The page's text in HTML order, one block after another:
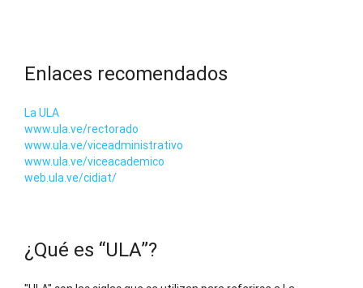
Enlaces recomendados
La ULA
www.ula.ve/rectorado
www.ula.ve/viceadministrativo
www.ula.ve/viceacademico
web.ula.ve/cidiat/
¿Qué es “ULA”?